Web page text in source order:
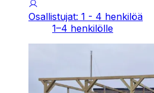
Osallistujat: 1 - 4 henkilöä
1–4 henkilölle